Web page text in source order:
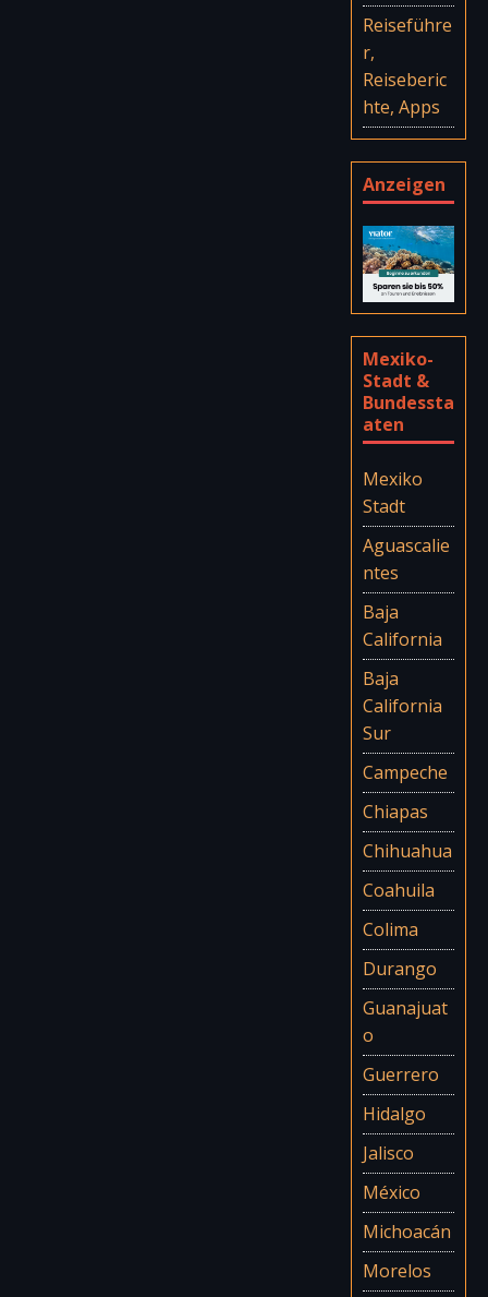
Reiseführe
r,
Reiseberic
hte, Apps
Anzeigen
Mexiko-
Stadt &
Bundessta
aten
Mexiko
Stadt
Aguascalie
ntes
Baja
California
Baja
California
Sur
Campeche
Chiapas
Chihuahua
Coahuila
Colima
Durango
Guanajuat
o
Guerrero
Hidalgo
Jalisco
México
Michoacán
Morelos